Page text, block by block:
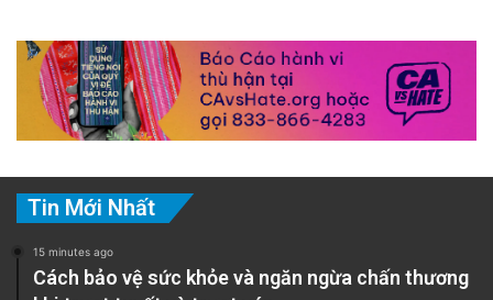
Tin Mới Nhất
15 minutes ago
Cách bảo vệ sức khỏe và ngăn ngừa chấn thương